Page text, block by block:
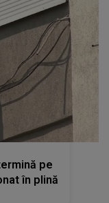
pe
în plină